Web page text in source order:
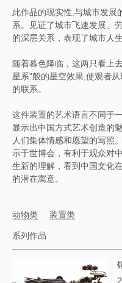
此作品的现实性,与城市发展
系。见证了城市飞速发展、
的深层关系，表现了城市人
随着暮色降临，这两只看上
星系”般的星空效果,使观者
的联系。
这件装置的艺术语言不同于
显示出中国方式艺术创造的
人们集体情感和愿望的写照
示于世博会，有利于观众对
生新的理解，看到中国文化
的潜在寓意。
动物类 装置类
系列作品